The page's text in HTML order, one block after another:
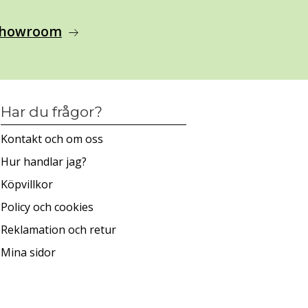
arrow_right_alt
Har du frågor?
Kontakt och om oss
Hur handlar jag?
Köpvillkor
Policy och cookies
Reklamation och retur
Mina sidor